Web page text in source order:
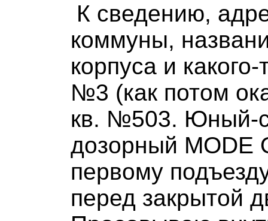
К сведению,
коммуны,
корпуса и
№3 (как потом
кв. №503. Юный-
дозорный MODE
первому
перед закрытой